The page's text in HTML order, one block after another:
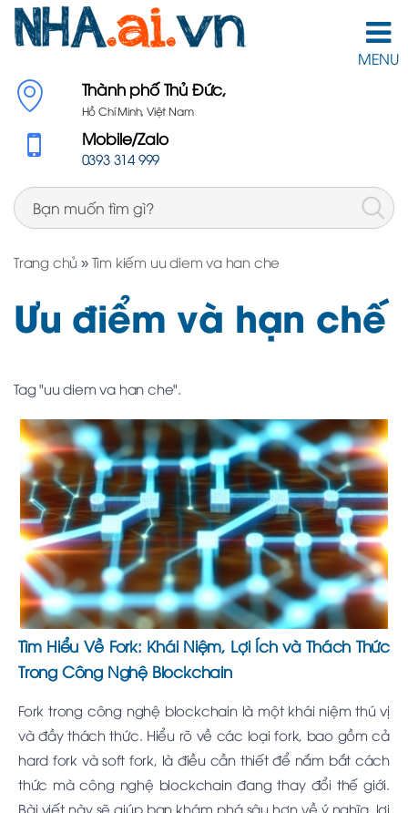
MENU
Thành phố Thủ Đức,
Hồ Chí Minh, Việt Nam
Mobile/Zalo
0393 314 999
Trang chủ » Tìm kiếm uu diem va han che
Ưu điểm và hạn chế
Tag "uu diem va han che".
Tìm Hiểu Về Fork: Khái Niệm, Lợi Ích và Thách Thức
Trong Công Nghệ Blockchain
Fork trong công nghệ blockchain là một khái niệm thú vị
và đầy thách thức. Hiểu rõ về các loại fork, bao gồm cả
hard fork và soft fork, là điều cần thiết để nắm bắt cách
thức mà công nghệ blockchain đang thay đổi thế giới.
Bài viết này sẽ giúp bạn khám phá sâu hơn về ý nghĩa, lợi